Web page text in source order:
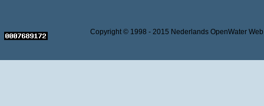
Copyright © 1998 - 2015 Nederlands OpenWater